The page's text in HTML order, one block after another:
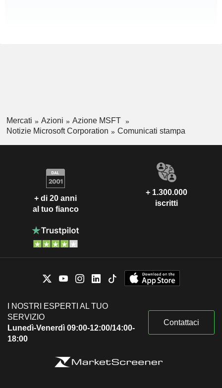
Mercati Azioni
Azione MSFT
Notizie Microsoft Corporation
Comunicati stampa
+ di 20 anni
al tuo fianco
+ 1.300.000
iscritti
I NOSTRI ESPERTI AL TUO
SERVIZIO
Lunedì-Venerdì 09:00-12:00/14:00-
18:00
Contattaci